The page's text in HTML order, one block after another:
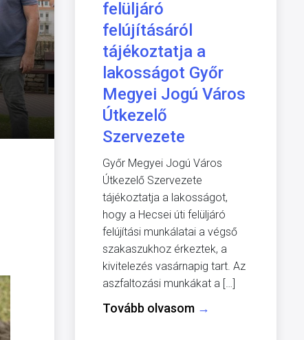
felüljáró
felújításáról
tájékoztatja a
lakosságot Győr
Megyei Jogú Város
Útkezelő
Szervezete
Győr Megyei Jogú Város
Útkezelő Szervezete
tájékoztatja a lakosságot,
hogy a Hecsei úti felüljáró
felújítási munkálatai a végső
szakaszukhoz érkeztek, a
kivitelezés vasárnapig tart. Az
aszfaltozási munkákat a […]
Tovább olvasom →